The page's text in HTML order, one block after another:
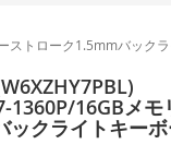
ストローク1.5mmバック
16GBメモ
クライトキー